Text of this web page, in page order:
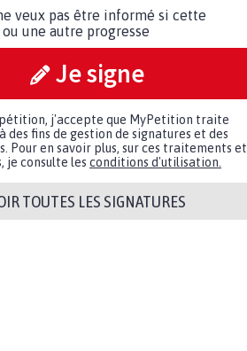
veux pas être informé si cette
une autre progresse
Je signe
pétition, j'accepte que MyPetition traite
des fins de gestion de signatures et des
Pour en savoir plus, sur ces traitements et
je consulte les conditions d'utilisation.
TOUTES LES SIGNATURES